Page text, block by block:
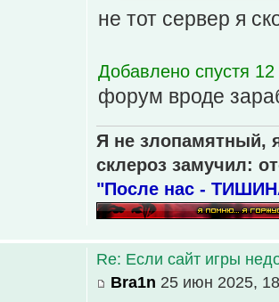
не тот сервер я
Добавлено спустя
форум вроде
Я не злопамятный,
склероз замучил:
"После нас -
Re: Если сайт игры
Bra1n 25 июн 2025,